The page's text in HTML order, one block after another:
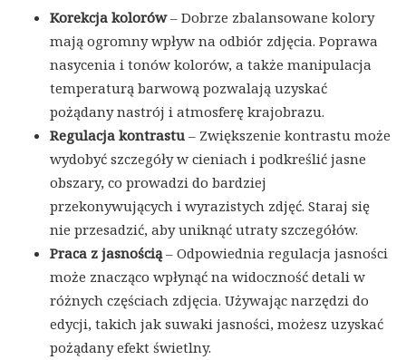
Korekcja kolorów– Dobrze zbalansowane kolory
mają ogromny wpływ na odbiór zdjęcia. Poprawa
nasycenia i tonów kolorów, a także manipulacja
temperaturą barwową pozwalają uzyskać
pożądany nastrój i atmosferę krajobrazu.
Regulacja kontrastu – Zwiększenie kontrastu może
wydobyć szczegóły w cieniach i podkreślić jasne
obszary, co prowadzi do bardziej
przekonywujących i wyrazistych zdjęć. Staraj się
nie przesadzić, aby uniknąć utraty szczegółów.
Praca z jasnością – Odpowiednia regulacja jasności
może znacząco wpłynąć na widoczność detali w
różnych częściach zdjęcia. Używając narzędzi do
edycji, takich jak suwaki jasności, możesz uzyskać
pożądany efekt świetlny.